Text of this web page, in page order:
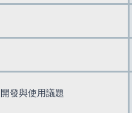
發與使用議題